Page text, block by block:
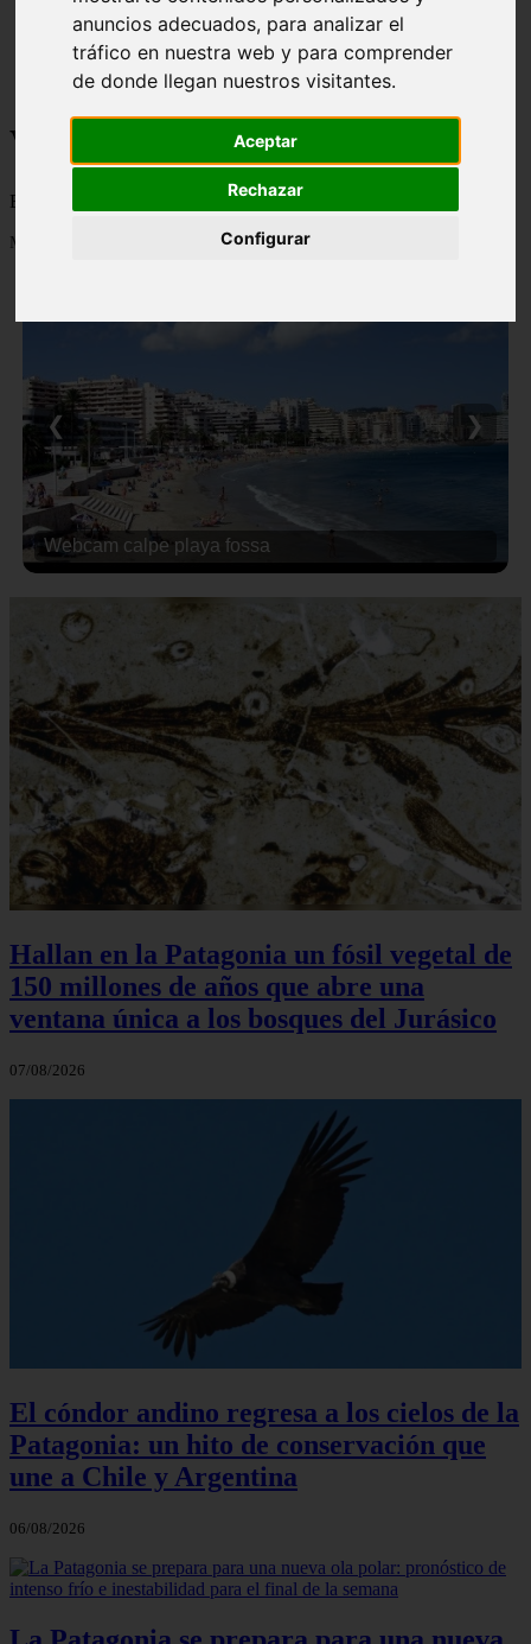
anuncios adecuados, para analizar el
tráfico en nuestra web y para comprender
de donde llegan nuestros visitantes.
Aceptar
Rechazar
Configurar
monumentos
naturaleza
san
tenerife
Viajes a la Patagonia
Blog sobre la Patagonia en particular y sobre turismo en general
Mostrando 1 - 24 de 479 artículos
Webcam calpe playa fossa
❮ ❯
Hallan en la Patagonia un fósil vegetal de
150 millones de años que abre una
ventana única a los bosques del Jurásico
07/08/2026
El cóndor andino regresa a los cielos de la
Patagonia: un hito de conservación que
une a Chile y Argentina
06/08/2026